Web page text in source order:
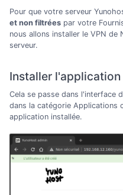
Pour que votre serveur
et non filtrées par votre
nous allons installer le VPN de
serveur.
Installer l'application
Cela se passe dans l'interface
dans la catégorie Applications
application installée.